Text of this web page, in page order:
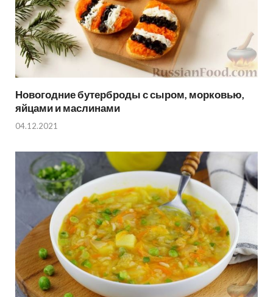
Новогодние бутерброды с сыром, морковью,
яйцами и маслинами
04.12.2021